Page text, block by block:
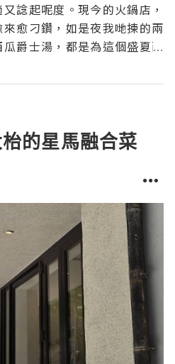
諗起呢度。現今的火鍋店，
愈刁鑽，如是夜我哋揀的兩
爵士湯，都是為這個盛夏而
香氛噴霧，配合兩款湯底口
生，相當貼心。將傳統的消
的星馬融合菜